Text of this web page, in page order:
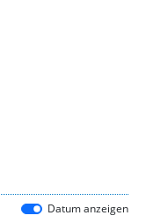
Datum anzeigen